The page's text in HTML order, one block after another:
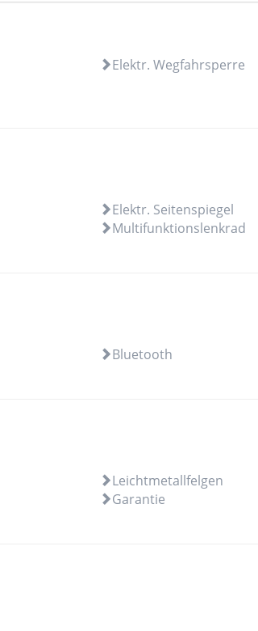
Elektr. Wegfahrsperre
Elektr. Seitenspiegel
Multifunktionslenkrad
Bluetooth
Leichtmetallfelgen
Garantie